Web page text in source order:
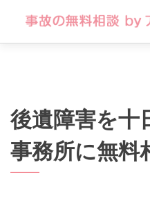
後遺障害を十
事務所に無料